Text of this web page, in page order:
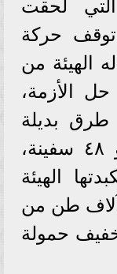
التي لحقت
حركة
الهيئة من
الأزمة،
طرق بديلة
خلال الأزمة والمقدرة بنحو ٤٨ سفينة،
الهيئة
لمكافحة التلوث ومعالجة ٩ آلاف طن من
حمولة